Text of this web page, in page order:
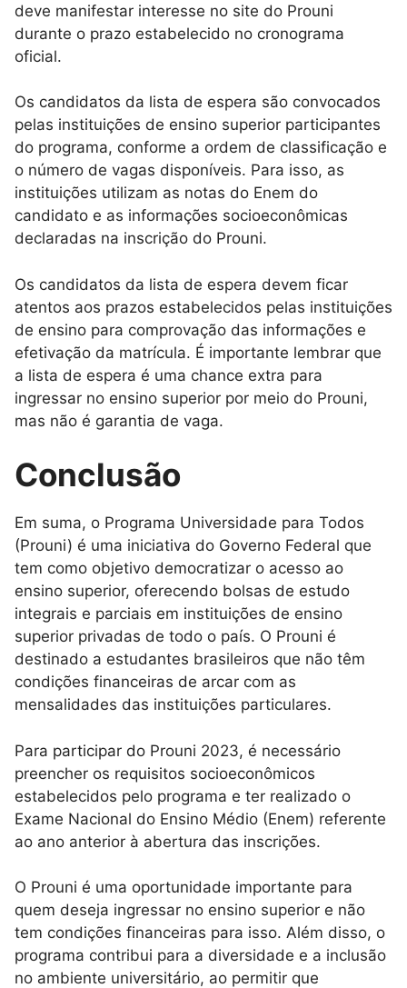
deve manifestar interesse no site do Prouni
durante o prazo estabelecido no cronograma
oficial.
Os candidatos da lista de espera são convocados
pelas instituições de ensino superior participantes
do programa, conforme a ordem de classificação e
o número de vagas disponíveis. Para isso, as
instituições utilizam as notas do Enem do
candidato e as informações socioeconômicas
declaradas na inscrição do Prouni.
Os candidatos da lista de espera devem ficar
atentos aos prazos estabelecidos pelas instituições
de ensino para comprovação das informações e
efetivação da matrícula. É importante lembrar que
a lista de espera é uma chance extra para
ingressar no ensino superior por meio do Prouni,
mas não é garantia de vaga.
Conclusão
Em suma, o Programa Universidade para Todos
(Prouni) é uma iniciativa do Governo Federal que
tem como objetivo democratizar o acesso ao
ensino superior, oferecendo bolsas de estudo
integrais e parciais em instituições de ensino
superior privadas de todo o país. O Prouni é
destinado a estudantes brasileiros que não têm
condições financeiras de arcar com as
mensalidades das instituições particulares.
Para participar do Prouni 2023, é necessário
preencher os requisitos socioeconômicos
estabelecidos pelo programa e ter realizado o
Exame Nacional do Ensino Médio (Enem) referente
ao ano anterior à abertura das inscrições.
O Prouni é uma oportunidade importante para
quem deseja ingressar no ensino superior e não
tem condições financeiras para isso. Além disso, o
programa contribui para a diversidade e a inclusão
no ambiente universitário, ao permitir que